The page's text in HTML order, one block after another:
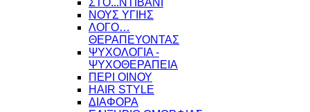
ΣΤΟ...ΝΤΙΒΑΝΙ
ΝΟΥΣ ΥΓΙΗΣ
ΛΟΓΟ…
ΘΕΡΑΠΕΥΟΝΤΑΣ
ΨΥΧΟΛΟΓΙΑ -
ΨΥΧΟΘΕΡΑΠΕΙΑ
ΠΕΡΙ ΟΙΝΟΥ
HAIR STYLE
ΔΙΑΦΟΡΑ